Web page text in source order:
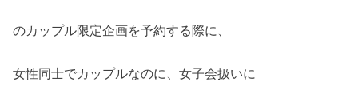
のカップル限定企画を予約する際に、
女性同士でカップルなのに、女子会扱いに